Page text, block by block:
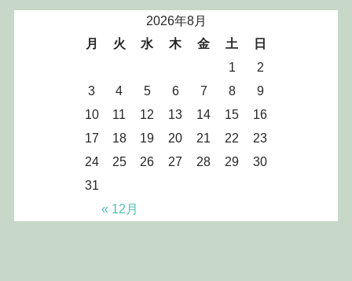
2026年8月
月
火 水 木 金 土 日
« 12月
1
2
3
4 5 6 7 8
9
10
11 12 13 14 15
16
17
18 19 20 21 22
23
24
25 26 27 28 29
30
31